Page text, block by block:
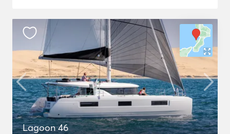
Lagoon 46